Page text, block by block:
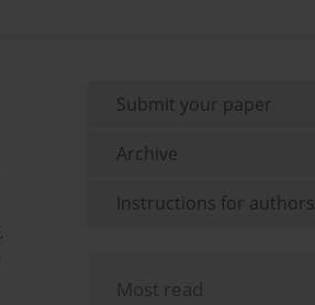
,
Submit your paper
Archive
Instructions for authors
Most read